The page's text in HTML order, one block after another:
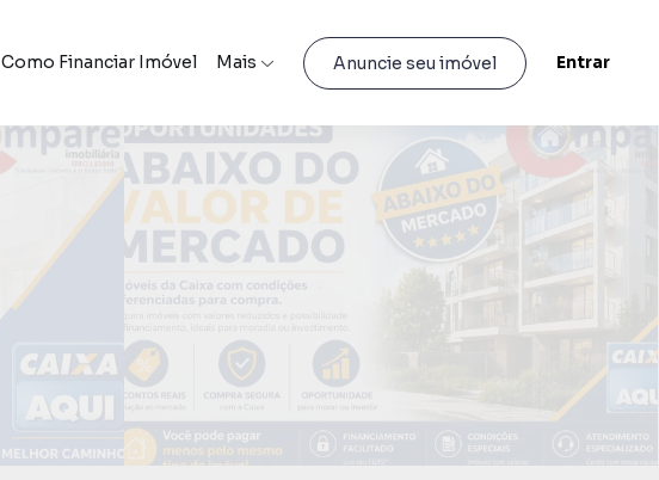
Como Financiar Imóvel Mais Anuncie seu imóvel Entrar